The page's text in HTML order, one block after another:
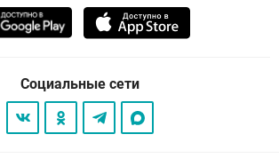
Социальные сети